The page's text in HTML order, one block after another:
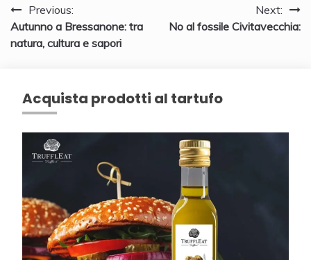
Navigazione
articoli
Previous:
Autunno a Bressanone: tra
natura, cultura e sapori
Next:
No al fossile Civitavecchia:
Acquista prodotti al tartufo